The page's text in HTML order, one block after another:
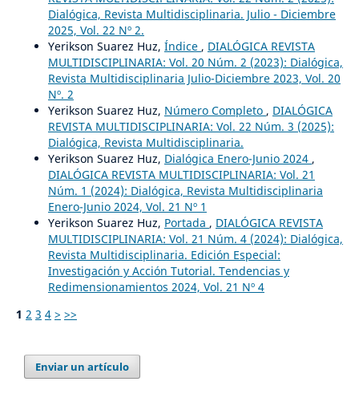
Dialógica, Revista Multidisciplinaria. Julio - Diciembre
2025, Vol. 22 Nº 2.
Yerikson Suarez Huz, Índice , DIALÓGICA REVISTA
MULTIDISCIPLINARIA: Vol. 20 Núm. 2 (2023): Dialógica,
Revista Multidisciplinaria Julio-Diciembre 2023, Vol. 20
Nº. 2
Yerikson Suarez Huz, Número Completo , DIALÓGICA
REVISTA MULTIDISCIPLINARIA: Vol. 22 Núm. 3 (2025):
Dialógica, Revista Multidisciplinaria.
Yerikson Suarez Huz, Dialógica Enero-Junio 2024 ,
DIALÓGICA REVISTA MULTIDISCIPLINARIA: Vol. 21
Núm. 1 (2024): Dialógica, Revista Multidisciplinaria
Enero-Junio 2024, Vol. 21 Nº 1
Yerikson Suarez Huz, Portada , DIALÓGICA REVISTA
MULTIDISCIPLINARIA: Vol. 21 Núm. 4 (2024): Dialógica,
Revista Multidisciplinaria. Edición Especial:
Investigación y Acción Tutorial. Tendencias y
Redimensionamientos 2024, Vol. 21 Nº 4
1 2 3 4 > >>
Enviar un artículo